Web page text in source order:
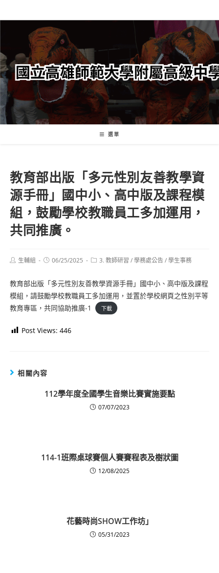
轉
要
內
容
選單
教育部出版「多元性別友善教學資
源手冊」國中小、高中版及課程模
組，鼓勵學校教職員工多加運用，
共同推廣。
Post生輔組
Post06/25/2025
Post3. 教師研習 /學務處公告/學生事務
教育部出版「多元性別友善教學資源手冊」國中小、高中版及課程
模組，請鼓勵學校教職員工多加運用，並置於學校網頁之性別平等
教育專區，共同協助推廣-1
下載
Post Views: 446
相關內容
112學年度全國學生音樂比賽實施要點
07/07/2023
114-1班際桌球賽個人賽賽程表及樹狀圖
12/08/2025
花藝時尚SHOW工作坊」
05/31/2023